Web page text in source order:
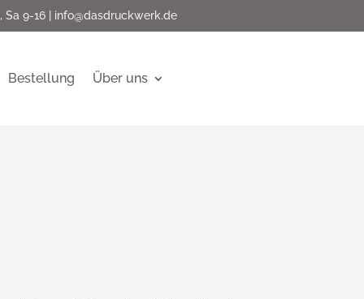
Sa 9-16 | info@dasdruckwerk.de
Bestellung Über uns